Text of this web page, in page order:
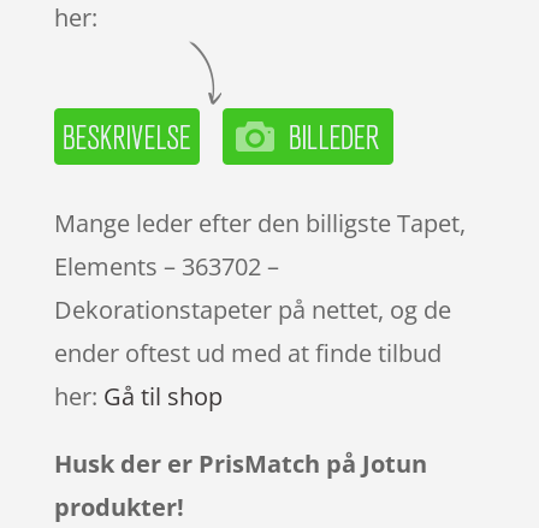
her:
Mange leder efter den billigste Tapet,
Elements – 363702 –
Dekorationstapeter på nettet, og de
ender oftest ud med at finde tilbud
her: Gå til shop
Husk der er PrisMatch på Jotun
produkter!